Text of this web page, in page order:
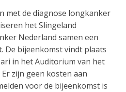
met de diagnose longkanker
het Slingeland
Nederland samen een
De bijeenkomst vindt plaats
in het Auditorium van het
zijn geen kosten aan
voor de bijeenkomst is